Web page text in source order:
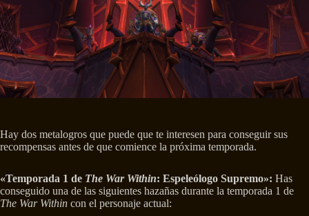
Hay dos metalogros que puede que te interesen para conseguir sus
recompensas antes de que comience la próxima temporada.
«Temporada 1 de The War Within: Espeleólogo Supremo»: Has
conseguido una de las siguientes hazañas durante la temporada 1 de
The War Within con el personaje actual: